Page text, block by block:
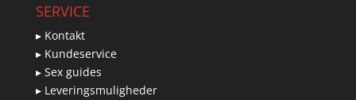
SERVICE
▸ Kontakt
▸ Kundeservice
▸ Sex guides
▸ Leveringsmuligheder